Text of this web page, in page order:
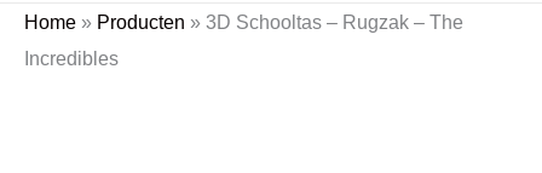
Home » Producten » 3D Schooltas – Rugzak – The
Incredibles
3D
-